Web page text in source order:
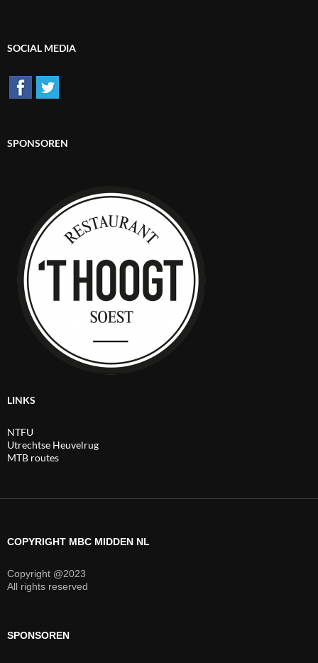
SOCIAL MEDIA
SPONSOREN
LINKS
NTFU
Utrechtse Heuvelrug
MTB routes
COPYRIGHT MBC MIDDEN NL
Copyright @2023
All rights reserved
SPONSOREN